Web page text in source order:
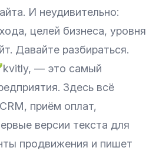
И неудивительно:
целей бизнеса, уровня
Давайте разбираться.
kvitly, — это самый
Здесь всё
приём оплат,
версии текста для
продвижения и пишет